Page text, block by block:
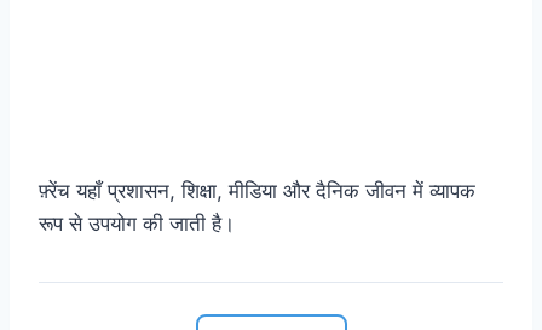
फ़्रेंच यहाँ प्रशासन, शिक्षा, मीडिया और दैनिक जीवन में व्यापक
रूप से उपयोग की जाती है।